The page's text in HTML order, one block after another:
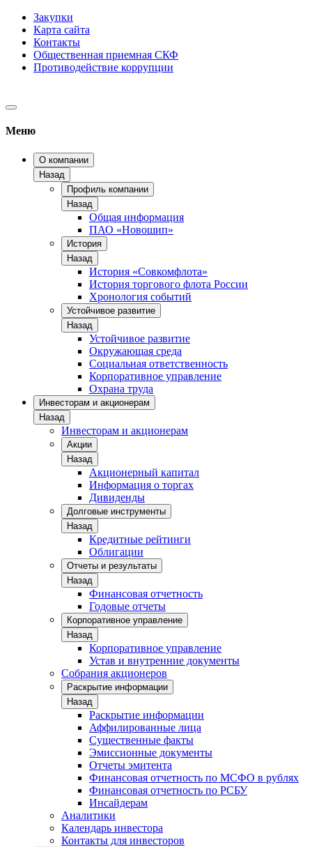
Закупки
Карта сайта
Контакты
Общественная приемная СКФ
Противодействие коррупции
Меню
О компании
Назад
Профиль компании
Назад
Общая информация
ПАО «Новошип»
История
Назад
История «Совкомфлота»
История торгового флота России
Хронология событий
Устойчивое развитие
Назад
Устойчивое развитие
Окружающая среда
Социальная ответственность
Корпоративное управление
Охрана труда
Инвесторам и акционерам
Назад
Инвесторам и акционерам
Акции
Назад
Акционерный капитал
Информация о торгах
Дивиденды
Долговые инструменты
Назад
Кредитные рейтинги
Облигации
Отчеты и результаты
Назад
Финансовая отчетность
Годовые отчеты
Корпоративное управление
Назад
Корпоративное управление
Устав и внутренние документы
Собрания акционеров
Раскрытие информации
Назад
Раскрытие информации
Аффилированные лица
Существенные факты
Эмиссионные документы
Отчеты эмитента
Финансовая отчетность по МСФО в рублях
Финансовая отчетность по РСБУ
Инсайдерам
Аналитики
Календарь инвестора
Контакты для инвесторов